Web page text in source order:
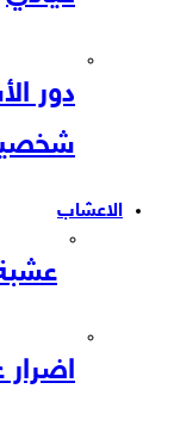
دور
شخصية
الاعشاب